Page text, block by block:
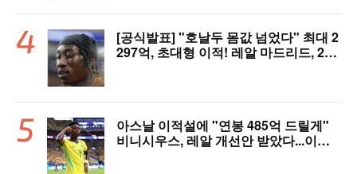
[공식발표] "호날두 몸값 넘었다" 최대 2
297억, 초대형 이적! 레알 마드리드, 21
아스날 이적설에 "연봉 485억 드릴게"
비니시우스, 레알 개선안 받았다...이제